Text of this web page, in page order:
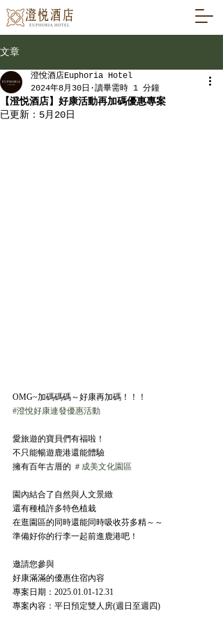
文章
【澄悦酒店】好康活動再加碼優惠專案
澄悅酒店Euphoria Hotel
2024年8月30日
讀畢需時 1 分鐘
已更新： 5月20日
OMG~加碼碼碼～好康再加碼！！！
#澄悅好康連發優惠活動
愛旅遊的寶貝們有福啦！
不只能暢遊鹿港還能體驗
擁有百年古厝的 ＃成美文化園區
園內結合了自然與人文景緻
還有種植許多特色植栽
在逛園區的同時還能同時吸收芬多精～～
準備好你的行李一起前進鹿港吧！
邀請您參與
好康滿滿的優惠住宿內容
專案日期：2025.01.01-12.31
專案內容：平日預定雙人房(週日至週四)